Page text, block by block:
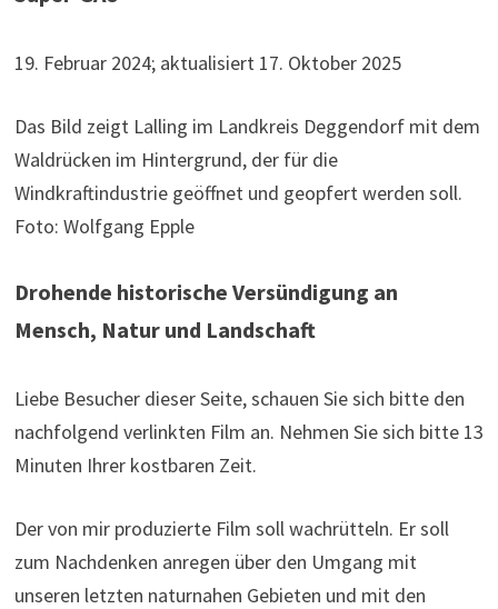
19. Februar 2024; aktualisiert 17. Oktober 2025
Das Bild zeigt Lalling im Landkreis Deggendorf mit dem
Waldrücken im Hintergrund, der für die
Windkraftindustrie geöffnet und geopfert werden soll.
Foto: Wolfgang Epple
Drohende historische Versündigung an
Mensch, Natur und Landschaft
Liebe Besucher dieser Seite, schauen Sie sich bitte den
nachfolgend verlinkten Film an. Nehmen Sie sich bitte 13
Minuten Ihrer kostbaren Zeit.
Der von mir produzierte Film soll wachrütteln. Er soll
zum Nachdenken anregen über den Umgang mit
unseren letzten naturnahen Gebieten und mit den